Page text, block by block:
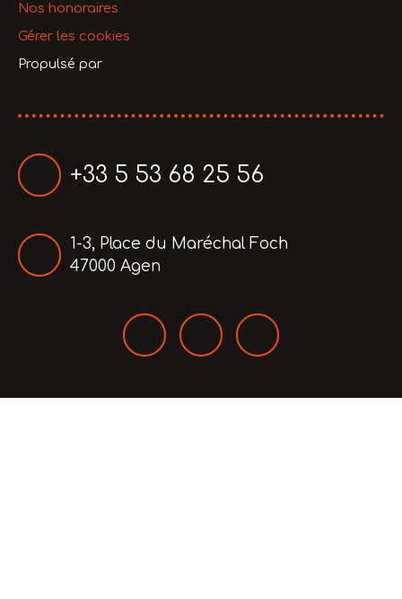
Nos honoraires
Gérer les cookies
Propulsé par
+33 5 53 68 25 56
1-3, Place du Maréchal Foch
47000 Agen